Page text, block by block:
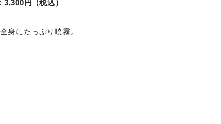
3,300円（税込）
身にたっぷり噴霧。